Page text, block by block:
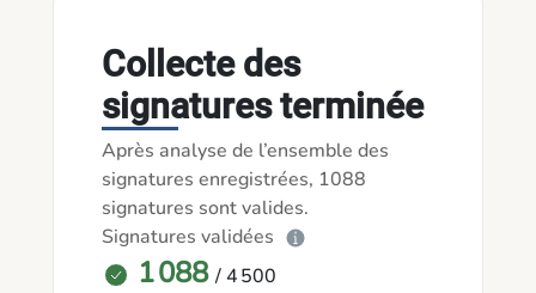
Collecte des
signatures terminée
Après analyse de l’ensemble des
signatures enregistrées, 1088
signatures sont valides.
Signatures validées
1 088 / 4 500